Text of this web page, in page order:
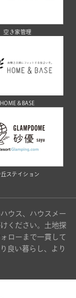
空き家管理
HOME＆BASE
ステイション
ウス、ハウスメー
ください。土地探
ローまで一貫して
良い暮らし、より